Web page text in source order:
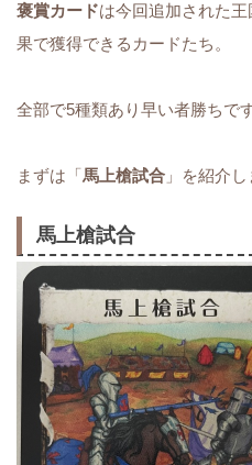
褒賞カードは今回追加された
果で獲得できるカードたち。
全部で5種類あり早い者勝ちです
まずは「馬上槍試合 」を紹介し
馬上槍試合